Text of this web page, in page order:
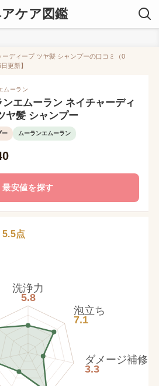
ケア図鑑
ーディープ ツヤ髪 シャンプーの口コミ（0
更新】
ムーラン
ンエムーラン ネイチャーディ
ヤ髪 シャンプー
ー ムーランエムーラン
最安値を探す
5.5点
洗浄力
5.8
泡立ち
7.1
ダメージ補修
3.3